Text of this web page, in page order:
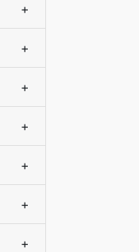
+
+
+
+
+
+
+